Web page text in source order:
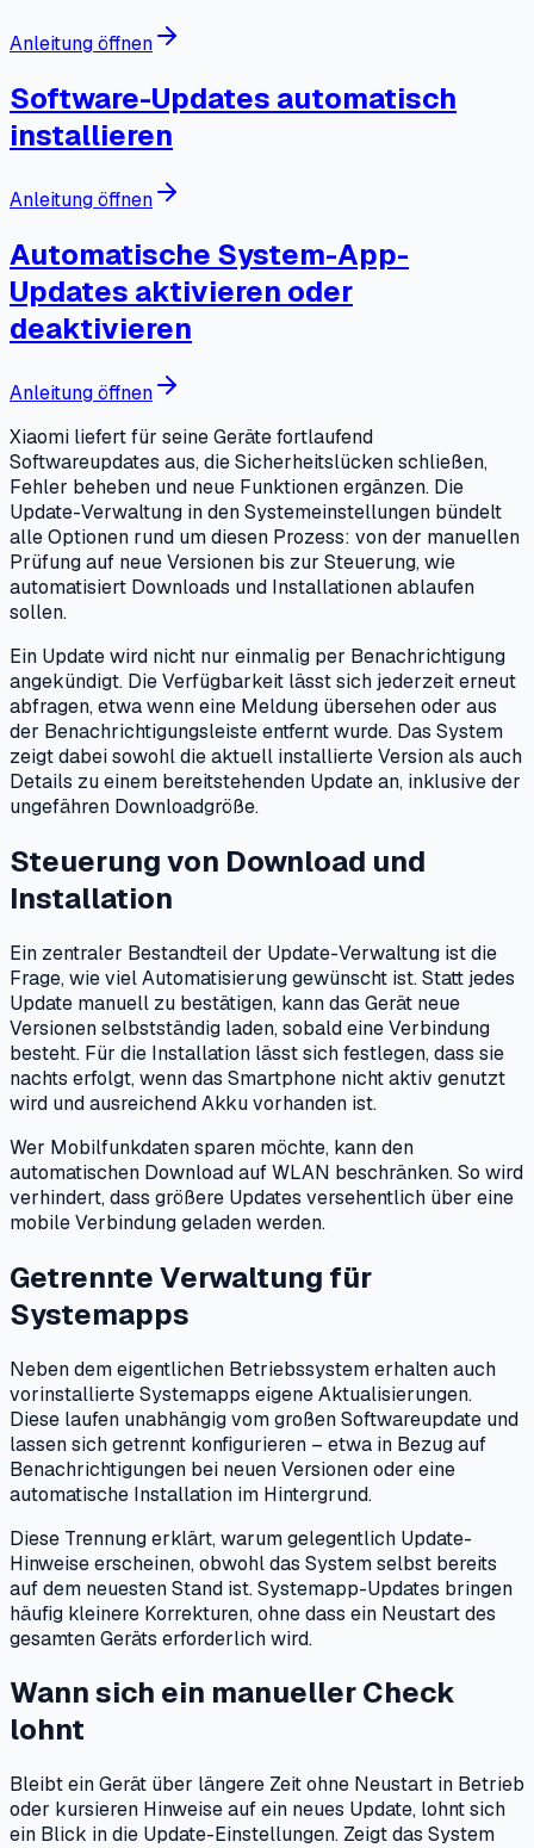
Anleitung öffnen
Software-Updates automatisch
installieren
Anleitung öffnen
Automatische System-App-
Updates aktivieren oder
deaktivieren
Anleitung öffnen
Xiaomi liefert für seine Geräte fortlaufend
Softwareupdates aus, die Sicherheitslücken schließen,
Fehler beheben und neue Funktionen ergänzen. Die
Update-Verwaltung in den Systemeinstellungen bündelt
alle Optionen rund um diesen Prozess: von der manuellen
Prüfung auf neue Versionen bis zur Steuerung, wie
automatisiert Downloads und Installationen ablaufen
sollen.
Ein Update wird nicht nur einmalig per Benachrichtigung
angekündigt. Die Verfügbarkeit lässt sich jederzeit erneut
abfragen, etwa wenn eine Meldung übersehen oder aus
der Benachrichtigungsleiste entfernt wurde. Das System
zeigt dabei sowohl die aktuell installierte Version als auch
Details zu einem bereitstehenden Update an, inklusive der
ungefähren Downloadgröße.
Steuerung von Download und
Installation
Ein zentraler Bestandteil der Update-Verwaltung ist die
Frage, wie viel Automatisierung gewünscht ist. Statt jedes
Update manuell zu bestätigen, kann das Gerät neue
Versionen selbstständig laden, sobald eine Verbindung
besteht. Für die Installation lässt sich festlegen, dass sie
nachts erfolgt, wenn das Smartphone nicht aktiv genutzt
wird und ausreichend Akku vorhanden ist.
Wer Mobilfunkdaten sparen möchte, kann den
automatischen Download auf WLAN beschränken. So wird
verhindert, dass größere Updates versehentlich über eine
mobile Verbindung geladen werden.
Getrennte Verwaltung für
Systemapps
Neben dem eigentlichen Betriebssystem erhalten auch
vorinstallierte Systemapps eigene Aktualisierungen.
Diese laufen unabhängig vom großen Softwareupdate und
lassen sich getrennt konfigurieren – etwa in Bezug auf
Benachrichtigungen bei neuen Versionen oder eine
automatische Installation im Hintergrund.
Diese Trennung erklärt, warum gelegentlich Update-
Hinweise erscheinen, obwohl das System selbst bereits
auf dem neuesten Stand ist. Systemapp-Updates bringen
häufig kleinere Korrekturen, ohne dass ein Neustart des
gesamten Geräts erforderlich wird.
Wann sich ein manueller Check
lohnt
Bleibt ein Gerät über längere Zeit ohne Neustart in Betrieb
oder kursieren Hinweise auf ein neues Update, lohnt sich
ein Blick in die Update-Einstellungen. Zeigt das System